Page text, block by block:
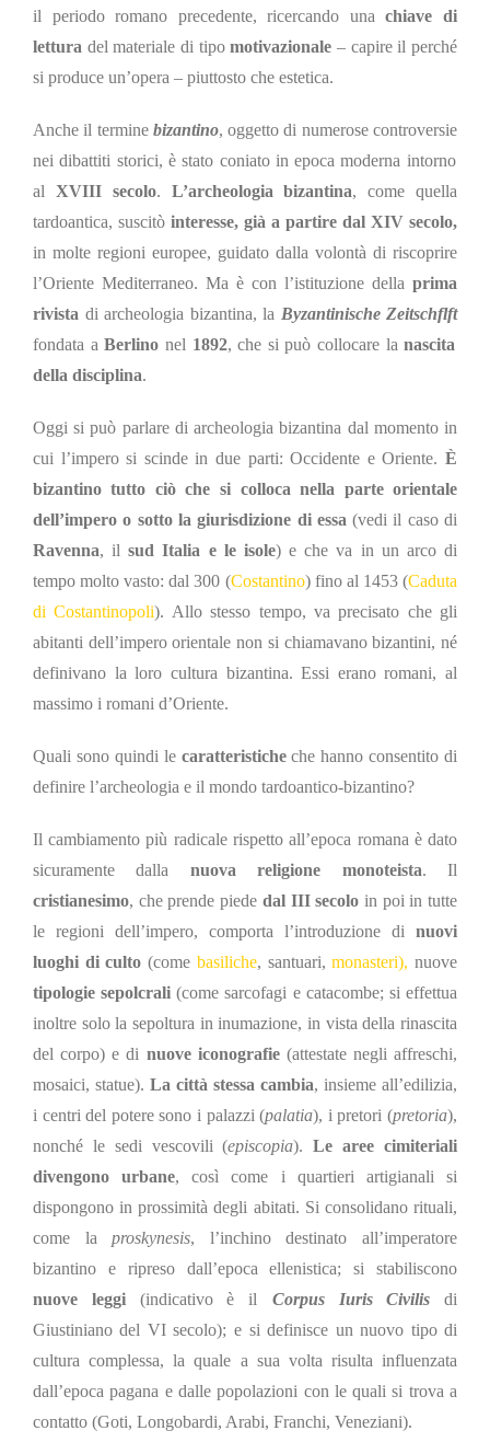
il periodo romano precedente, ricercando unachiave di
lettura del materiale di tipomotivazionale – capire il perché
si produce un’opera – piuttosto che estetica.
Anche il termine bizantino,oggetto di numerose controversie
nei dibattiti storici, è stato coniato in epoca moderna intorno
al XVIII secolo. L’archeologia bizantina, come quella
tardoantica, suscitò interesse, già a partire dal XIV secolo,
in molte regioni europee, guidato dalla volontà di riscoprire
l’Oriente Mediterraneo. Ma è con l’istituzione dellaprima
rivista di archeologia bizantina, la Byzantinische Zeitschflft
fondata aBerlino nel 1892, che si può collocare lanascita
della disciplina.
Oggi si può parlare di archeologia bizantina dal momento in
cui l’impero si scinde in due parti: Occidente e Oriente. È
bizantino tutto ciò che si colloca nella parte orientale
dell’impero o sotto la giurisdizione di essa(vedi il caso di
Ravenna, ilsud Italia e le isole) e che va in un arco di
tempo molto vasto:dal 300 (Costantino) fino al 1453 (Caduta
di Costantinopoli). Allo stesso tempo, va precisato che gli
abitanti dell’impero orientale non si chiamavano bizantini, né
definivano la loro cultura bizantina. Essi erano romani, al
massimo i romani d’Oriente.
Quali sono quindi le caratteristicheche hanno consentito di
definire l’archeologia e il mondo tardoantico-bizantino?
Il cambiamento più radicale rispetto all’epoca romana è dato
sicuramente dalla nuova religione monoteista. Il
cristianesimo, che prende piede dal III secolo in poi in tutte
le regioni dell’impero, comporta l’introduzione dinuovi
luoghi di culto (come basiliche, santuari,monasteri), nuove
tipologie sepolcrali (come sarcofagi e catacombe; si effettua
inoltre solo la sepoltura in inumazione, in vista della rinascita
del corpo) e di nuove iconografie(attestate negli affreschi,
mosaici, statue). La città stessa cambia, insieme all’edilizia,
i centri del potere sono i palazzi (palatia), i pretori (pretoria),
nonché le sedi vescovili (episcopia). Le aree cimiteriali
divengono urbane, così come i quartieri artigianali si
dispongono in prossimità degli abitati. Si consolidano rituali,
come laproskynesis, l’inchino destinato all’imperatore
bizantino e ripreso dall’epoca ellenistica;si stabiliscono
nuove leggi(indicativo è il Corpus Iuris Civilis di
Giustinianodel VI secolo); e si definisce un nuovo tipo di
cultura complessa, la quale a sua volta risulta influenzata
dall’epoca pagana e dalle popolazioni con le quali si trova a
contatto (Goti, Longobardi, Arabi, Franchi, Veneziani).